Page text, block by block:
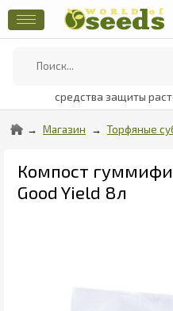
средства защиты
Магазин Торфяные
Компост
Good Yield 8л